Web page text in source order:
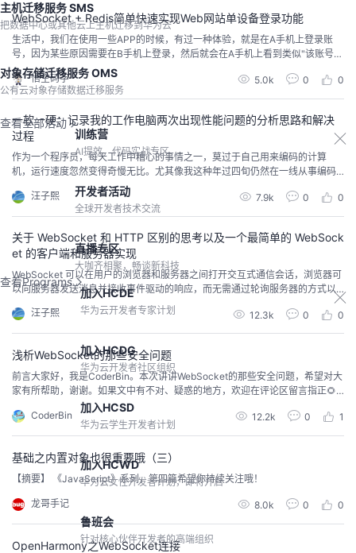
主机迁移服务 SMS
把数据中心或其他云上主机迁移到华为云
对象存储迁移服务 OMS
公有云对象存储数据迁移服务
查看全部活动
训练营
AI提效，代码实战专区
开发者活动
全球开发者技术交流
直播专区
大咖齐相聚，畅谈新科技
查看Programs
加入HCDE
华为云开发者专家计划
加入HCDG
华为云开发者社区组织
加入HCSD
华为云学生开发者计划
加入HCWD
华为云女性开发者计划，即将开启
鲁班会
针对核心伙伴开发者的高端组织
WebSocket + Redis简单快速实现Web网站单设备登录功能
生活中，我们在使用一些APP的时候，有过一种体验，就是在A手机上登录账
号，因为某些原因需要在B手机上登录，然后就会在A手机上看到类似"该账号在
其他设备登录"的提示。这种方式叫单设备登录，作用很明显，就是为了保护用
户账号安全，今天我们不说手机APP，我们来说说PC Web网站如何简单快速实
现这种效果。
悟空码字 5.0k 0 0
一软一硬：记录我的工作电脑两次出现性能问题的分析思路和解决
过程
作为一个程序员，每天工作中糟心的事情之一，莫过于自己用来编码的计算
机，运行速度忽然变得奇慢无比。尤其像我这种年过四旬仍然在一线从事编码
工作的老程序员来说，只有靠不断提高单位时间的产出效率，来弥补和年轻程
序员体力和精力上的差距。所以工作电脑性能忽然急剧下降，是一件让我无法
接受的事情。作为一个在 SAP 领域工作了 15 年的开发人员(详情参考我的文
汪子熙 7.9k 0 0
关于 WebSocket 和 HTTP 区别的思考以及一个最简单的 WebSock
et 的客户端和服务器实现
WebSocket 可以在用户的浏览器和服务器之间打开交互式通信会话，浏览器可
以向服务器发送消息并接收事件驱动的响应，而无需通过轮询服务器的方式以
汪子熙
12.3k 0 0
浅析WebSocket的那些安全问题
前言大家好，我是CoderBin。本次讲讲WebSocket的那些安全问题，希望对大
家有所帮助，谢谢。如果文中有不对、疑惑的地方，欢迎在评论区留言指正🌻
1. WebSocket特性介绍WebSocket是HTML5开始提供的一种浏览器与服务器
间进行全双工通讯的网络技术。WebSocket通信协议于2011年被IETF定为标准
RFC 6455，WebSocket API也被W3C定为标准...
CoderBin 12.2k 0 1
基础之内置对象也很重要哦（三）
【摘要】 《JavaScript》系列，第四篇希望你持续关注哦！
龙哥手记 8.0k 0 0
OpenHarmony之WebSocket连接